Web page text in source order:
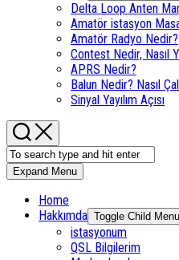
Delta Loop Anten
Amatör istasyon
Amatör Radyo Nedir?
Contest Nedir, Nasıl
APRS Nedir?
Balun Nedir? Nasıl
Sinyal Yayılım Açısı
Expand Menu
Home
Hakkımda Toggle Child Menu
istasyonum
QSL Bilgilerim